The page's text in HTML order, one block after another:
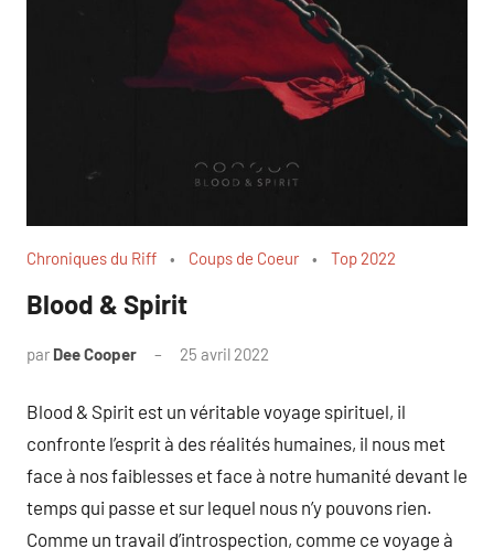
Chroniques du Riff Coups de Coeur Top 2022
Blood & Spirit
par Dee Cooper 25 avril 2022
Blood & Spirit est un véritable voyage spirituel, il
confronte l’esprit à des réalités humaines, il nous met
face à nos faiblesses et face à notre humanité devant le
temps qui passe et sur lequel nous n’y pouvons rien.
Comme un travail d’introspection, comme ce voyage à